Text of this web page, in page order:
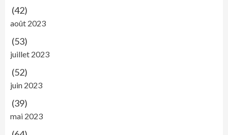
(42)
août 2023
(53)
juillet 2023
(52)
juin 2023
(39)
mai 2023